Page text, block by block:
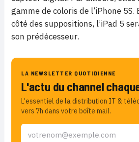
gamme de coloris de l’iPhone
côté des suppositions, l’iPad 5
son prédécesseur.
LA NEWSLETTER QUOTIDIENNE
L'actu du channel
L'essentiel de la distribution IT &
vers 7h dans votre boîte mail.